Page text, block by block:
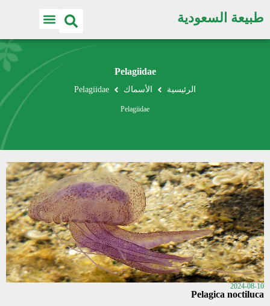
طبيعة السعودية
Pelagiidae
الرئيسية الأسماك Pelagiidae
Pelagiidae
2024-08-10
Pelagica noctiluca